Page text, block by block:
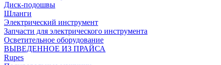
Диск-подошвы
Шланги
Электрический инструмент
Запчасти для электрического инструмента
Осветительное оборудование
ВЫВЕДЕННОЕ ИЗ ПРАЙСА
Rupes